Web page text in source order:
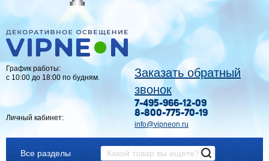
График работы:
с 10:00 до 18:00 по будням.
Личный кабинет:
Заказать обратный
звонок
7-495-966-12-09
8-800-775-70-19
info@vipneon.ru
Все разделы